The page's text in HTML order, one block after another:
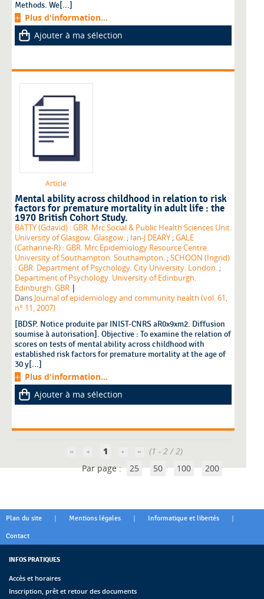
Methods. We[...]
Plus d'information...
Ajouter à ma sélection
Article
Mental ability across childhood in relation to risk
factors for premature mortality in adult life : the
1970 British Cohort Study.
BATTY (Gdavid) : GBR. Mrc Social & Public Health Sciences Unit.
University of Glasgow. Glasgow. ; Ian-J DEARY ;GALE
(Catharine-R) : GBR. Mrc Epidemiology Resource Centre.
University of Southampton. Southampton. ;SCHOON (Ingrid)
: GBR. Department of Psychology. City University. London. ;
Department of Psychology. University of Edinburgh.
Edinburgh. GBR |
Dans Journal of epidemiology and community health (vol. 61,
n° 11, 2007)
[BDSP. Notice produite par INIST-CNRS aR0x9xm2. Diffusion
soumise à autorisation]. Objective : To examine the relation of
scores on tests of mental ability across childhood with
established risk factors for premature mortality at the age of
30 y[...]
Plus d'information...
Ajouter à ma sélection
1
(1 - 2 / 2)
Par page : 25 50 100 200
Plan du site | Mentions légales | Informatique et libertés |
Contact
INFOS PRATIQUES
Accès et horaires
Inscription, prêt et retour des documents